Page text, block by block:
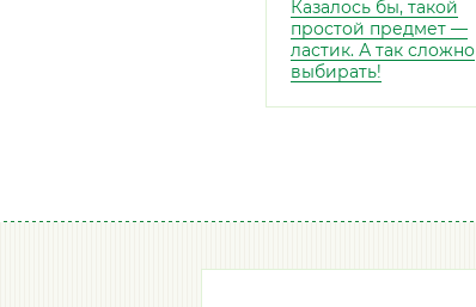
Казалось бы, такой
простой предмет —
ластик. А так сложно
выбирать!